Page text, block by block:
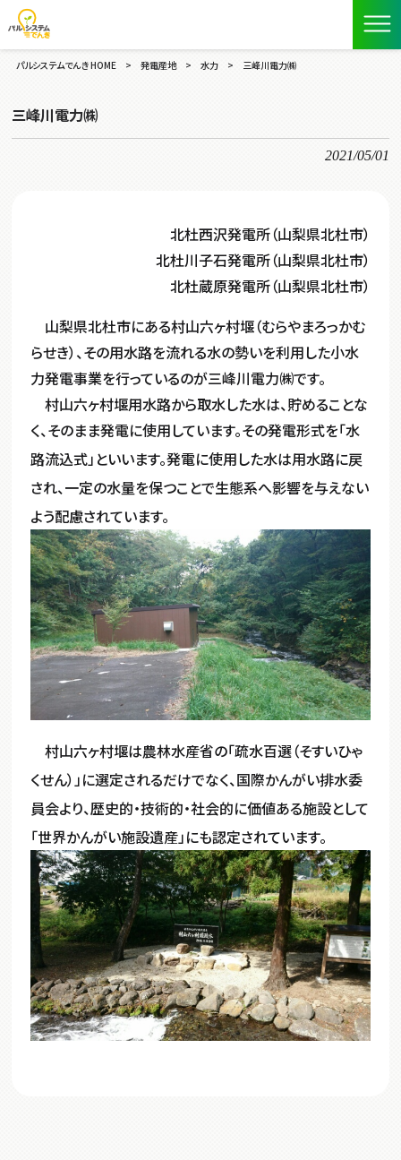
パルシステムでんき HOME > 発電産地 > 水力 > 三峰川電力㈱
三峰川電力㈱
2021/05/01
北杜西沢発電所（山梨県北杜市）
北杜川子石発電所（山梨県北杜市）
北杜蔵原発電所（山梨県北杜市）
山梨県北杜市にある村山六ヶ村堰（むらやまろっかむ
らせき）、その用水路を流れる水の勢いを利用した小水
力発電事業を行っているのが三峰川電力㈱です。
村山六ヶ村堰用水路から取水した水は、貯めることな
く、そのまま発電に使用しています。その発電形式を「水
路流込式」といいます。発電に使用した水は用水路に戻
され、一定の水量を保つことで生態系へ影響を与えない
よう配慮されています。
村山六ヶ村堰は農林水産省の「疏水百選（そすいひゃ
くせん）」に選定されるだけでなく、国際かんがい排水委
員会より、歴史的・技術的・社会的に価値ある施設として
「世界かんがい施設遺産」にも認定されています。